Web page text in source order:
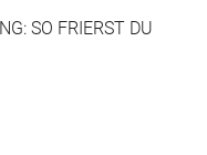
SO FRIERST DU